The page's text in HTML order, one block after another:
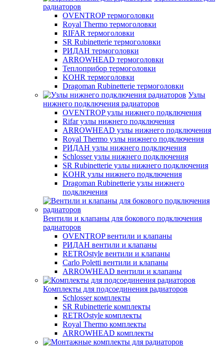
радиаторов
OVENTROP термоголовки
Royal Thermo термоголовки
RIFAR термоголовки
SR Rubinetterie термоголовки
РИДАН термоголовки
ARROWHEAD термоголовки
Теплоприбор термоголовки
KOHR термоголовки
Dragoman Rubinetterie термоголовки
Узлы
нижнего подключения радиаторов
OVENTROP узлы нижнего подключения
Rifar узлы нижнего подключения
ARROWHEAD узлы нижнего подключения
Royal Thermo узлы нижнего подключения
РИДАН узлы нижнего подключения
Schlosser узлы нижнего подключения
SR Rubinetterie узлы нижнего подключения
KOHR узлы нижнего подключения
Dragoman Rubinetterie узлы нижнего
подключения
Вентили и клапаны для бокового подключения
радиаторов
OVENTROP вентили и клапаны
РИДАН вентили и клапаны
RETROstyle вентили и клапаны
Carlo Poletti вентили и клапаны
ARROWHEAD вентили и клапаны
Комплекты для подсоединения радиаторов
Schlosser комплекты
SR Rubinetterie комплекты
RETROstyle комплекты
Royal Thermo комплекты
ARROWHEAD комплекты